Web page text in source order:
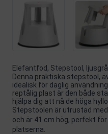
Elefantfod, Stepstool, ljusgrå
Denna praktiska stepstool,
idealisk för daglig
reptålig plast är den både
hjälpa dig att nå de höga
Stepstoolen är utrustad
och är 41 cm hög, perfekt
platserna.